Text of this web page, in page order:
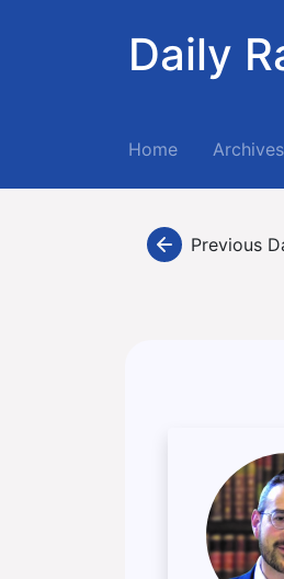
Daily
Home(current)Archives
Previous